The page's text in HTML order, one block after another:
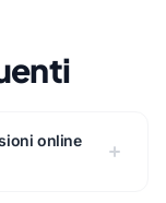
online